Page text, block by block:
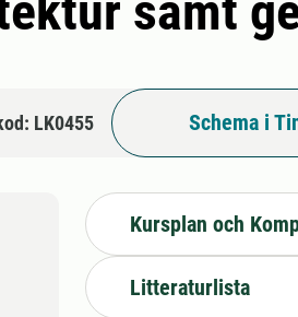
LK0455 Schema i
Kursplan och
Litteraturlista